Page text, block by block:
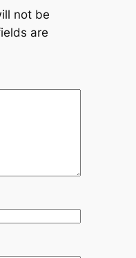
not be
are